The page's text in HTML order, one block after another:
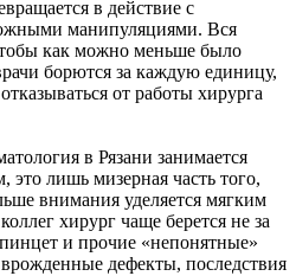
в действие с
манипуляциями. Вся
как можно меньше было
борются за каждую единицу,
от работы хирурга
в Рязани занимается
это лишь мизерная часть того,
внимания уделяется мягким
хирург чаще берется не за
и прочие «непонятные»
дефекты, последствия